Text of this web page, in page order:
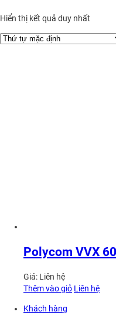
Hiển thị kết quả duy nhất
Polycom VVX
Giá: Liên hệ
Thêm vào giỏ Liên hệ
Khách hàng